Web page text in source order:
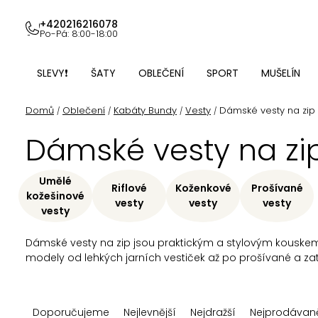
obsah
+420216216078
Po-Pá: 8:00-18:00
SLEVY❗ ŠATY OBLEČENÍ SPORT MUŠELÍN
Domů / Oblečení / Kabáty Bundy / Vesty / Dámské vesty na zip
Dámské vesty na
Dámské vesty na zip jsou praktickým a stylovým
modely od lehkých jarních vestiček až po prošívané a
Umělé
kožešinové
vesty
Riflové
vesty
Koženkové
vesty
Prošívané
vesty
Ř
Doporučujeme Nejlevnější Nejdražší